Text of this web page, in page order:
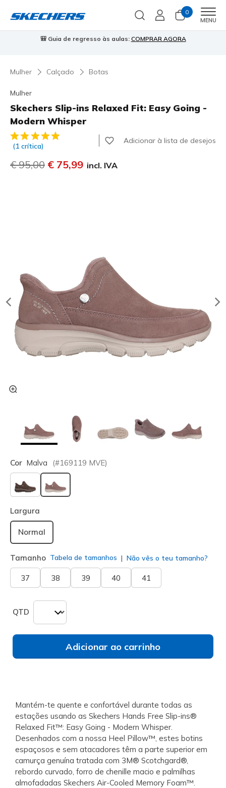
0
MENU
⭐Skechers VIP:45 dias de devolução para membros
Mulher Calçado Botas
Mulher
Skechers Slip-ins Relaxed Fit: Easy Going -
Modern Whisper
3$3 de 5 – Classificação do cliente
(1 crítica)
Adicionar à lista de desejos
Preço com desconto de
€ 95,00 para
€ 75,99 incl. IVA
Cor Malva (#169119 MVE)
selecionado
Largura
Normal
Tamanho Tabela de tamanhos Não vês o teu tamanho?
37 38 39 40 41
QTD
Adicionar ao carrinho
Mantém-te quente e confortável durante todas as
estações usando as Skechers Hands Free Slip-ins®
Relaxed Fit™: Easy Going - Modern Whisper.
Desenhados com a nossa Heel Pillow™, estes botins
espaçosos e sem atacadores têm a parte superior em
camurça genuína tratada com 3M® Scotchgard®,
rebordo curvado, forro de chenille macio e palmilhas
almofadadas Skechers Air-Cooled Memory Foam™.